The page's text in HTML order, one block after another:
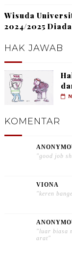
Wisuda
2024/2025
HAK JAWAB
KOMENTAR
"good job
VIONA
"keren
"luar biasa
arat"